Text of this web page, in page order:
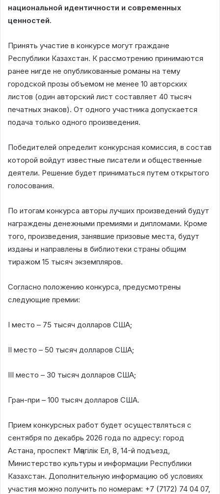
национальной идентичности и современных
ценностей.
Принять участие в конкурсе могут граждане
Республики Казахстан. К рассмотрению принимаются
ранее нигде не опубликованные романы на тему
городской прозы объемом не менее 10 авторских
листов (один авторский лист составляет 40 тысяч
печатных знаков). От одного участника допускается
подача только одного произведения.
Победителей определит конкурсная комиссия, в состав
которой войдут известные писатели и общественные
деятели. Решение будет приниматься путем открытого
голосования.
По итогам конкурса авторы лучших произведений будут
награждены денежными премиями и дипломами. Кроме
того, произведения, занявшие призовые места, будут
изданы и направлены в библиотеки страны общим
тиражом 15 тысяч экземпляров.
Согласно положению конкурса, предусмотрены
следующие премии:
I место – 75 тысяч долларов США;
II место – 50 тысяч долларов США;
III место – 30 тысяч долларов США;
Гран-при – 100 тысяч долларов США.
Прием конкурсных работ будет осуществляться с
сентября по декабрь 2026 года по адресу: город
Астана, проспект Мәңгілік Ел, 8, 14-й подъезд,
Министерство культуры и информации Республики
Казахстан. Дополнительную информацию об условиях
участия можно получить по номерам: +7 (7172) 74 04 07,